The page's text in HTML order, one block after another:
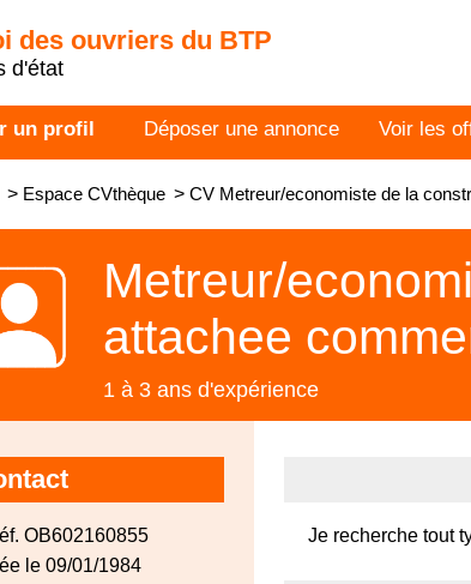
des ouvriers du BTP
d'état
un profil Déposer une annonce Voir les
> Espace CVthèque > CV Metreur/economiste de la
Metreur/
attachee
1 à 3 ans d'expérience
OB602160855
le 09/01/1984
Je recherche tout